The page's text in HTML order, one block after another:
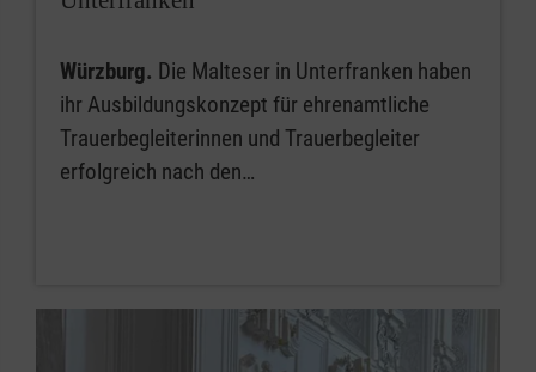
Würzburg. Die Malteser in Unterfranken haben
ihr Ausbildungskonzept für ehrenamtliche
Trauerbegleiterinnen und Trauerbegleiter
erfolgreich nach den…